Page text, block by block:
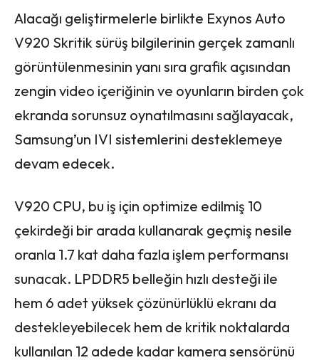
Alacağı geliştirmelerle birlikte Exynos Auto
V920 Skritik sürüş bilgilerinin gerçek zamanlı
görüntülenmesinin yanı sıra grafik açısından
zengin video içeriğinin ve oyunların birden çok
ekranda sorunsuz oynatılmasını sağlayacak,
Samsung’un IVI sistemlerini desteklemeye
devam edecek.
V920 CPU, bu iş için optimize edilmiş 10
çekirdeği bir arada kullanarak geçmiş nesile
oranla 1.7 kat daha fazla işlem performansı
sunacak. LPDDR5 belleğin hızlı desteği ile
hem 6 adet yüksek çözünürlüklü ekranı da
destekleyebilecek hem de kritik noktalarda
kullanılan 12 adede kadar kamera sensörünü